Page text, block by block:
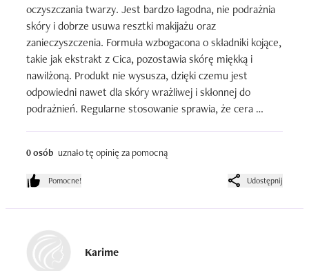
oczyszczania twarzy. Jest bardzo łagodna, nie podrażnia
skóry i dobrze usuwa resztki makijażu oraz
zanieczyszczenia. Formuła wzbogacona o składniki kojące,
takie jak ekstrakt z Cica, pozostawia skórę miękką i
nawilżoną. Produkt nie wysusza, dzięki czemu jest
odpowiedni nawet dla skóry wrażliwej i skłonnej do
podrażnień. Regularne stosowanie sprawia, że cera
0 osób uznało tę opinię za pomocną
Pomocne! Udostępnij
Karime